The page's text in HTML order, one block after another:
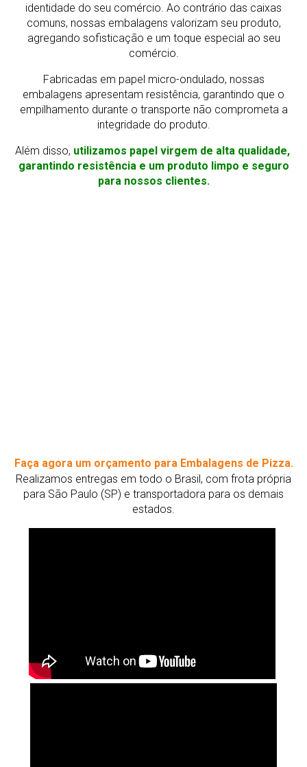
identidade do seu comércio. Ao contrário das caixas
comuns, nossas embalagens valorizam seu produto,
agregando sofisticação e um toque especial ao seu
comércio.
Fabricadas em papel micro-ondulado, nossas
embalagens apresentam resistência, garantindo que o
empilhamento durante o transporte não comprometa a
integridade do produto.
Além disso, utilizamos papel virgem de alta qualidade,
garantindo resistência e um produto limpo e seguro
para nossos clientes.
Faça agora um orçamento para Embalagens de Pizza.
Realizamos entregas em todo o Brasil, com frota própria
para São Paulo (SP) e transportadora para os demais
estados.